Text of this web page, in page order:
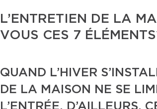
L’ENTRETIEN DE LA
VOUS CES 7
QUAND L’HIVER
DE LA MAISON NE SE
L’ENTRÉE. D’AILLEURS,